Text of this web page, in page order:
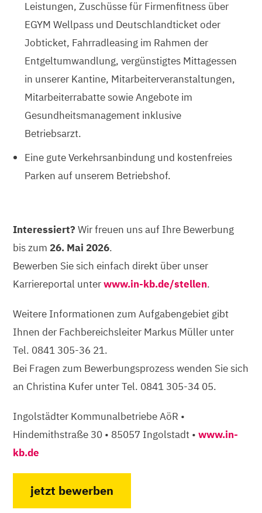
Leistungen, Zuschüsse für Firmenfitness über
EGYM Wellpass und Deutschlandticket oder
Jobticket, Fahrradleasing im Rahmen der
Entgeltumwandlung, vergünstigtes Mittagessen
in unserer Kantine, Mitarbeiterveranstaltungen,
Mitarbeiterrabatte sowie Angebote im
Gesundheitsmanagement inklusive
Betriebsarzt.
Eine gute Verkehrsanbindung und kostenfreies
Parken auf unserem Betriebshof.
Interessiert? Wir freuen uns auf Ihre Bewerbung
bis zum 26. Mai 2026.
Bewerben Sie sich einfach direkt über unser
Karriereportal unterwww.in-kb.de/stellen.
Weitere Informationen zum Aufgabengebiet gibt
Ihnen der Fachbereichsleiter Markus Müller unter
Tel. 0841 305-36 21.
Bei Fragen zum Bewerbungsprozess wenden Sie sich
an Christina Kufer unter Tel. 0841 305-34 05.
Ingolstädter Kommunalbetriebe AöR •
Hindemithstraße 30 • 85057 Ingolstadt •www.in-
kb.de
jetzt bewerben